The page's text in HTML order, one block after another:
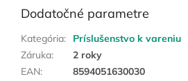
Dodatočné parametre
Kategória:
Príslušenstvo k vareniu
Záruka:
2 roky
EAN: 8594051630030